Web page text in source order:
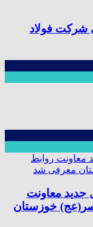
شرکت فولاد
معاونت
خوزستان